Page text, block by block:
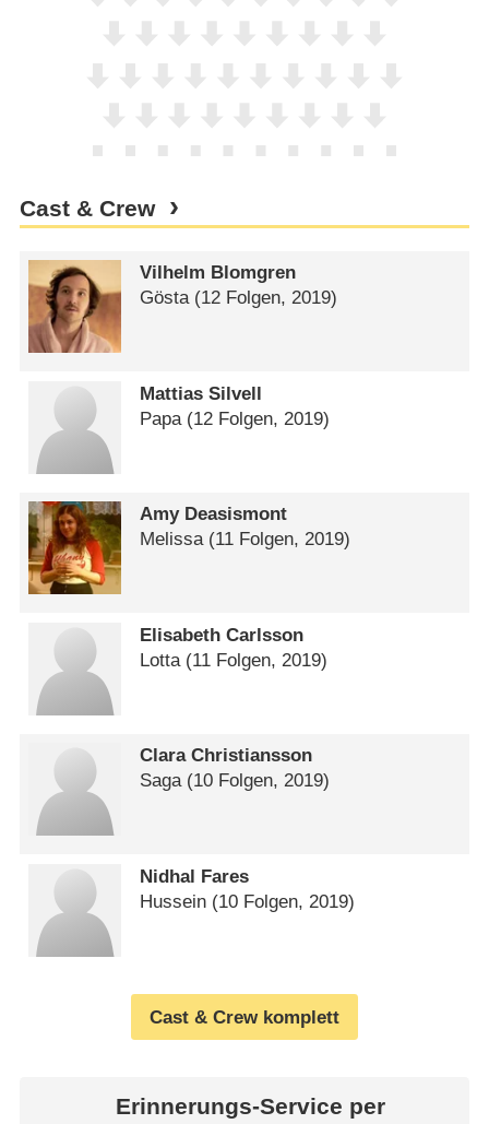
Cast & Crew
Vilhelm Blomgren
Gösta(12 Folgen, 2019)
Mattias Silvell
Papa(12 Folgen, 2019)
Amy Deasismont
Melissa(11 Folgen, 2019)
Elisabeth Carlsson
Lotta(11 Folgen, 2019)
Clara Christiansson
Saga(10 Folgen, 2019)
Nidhal Fares
Hussein (10 Folgen, 2019)
Cast & Crew komplett
Erinnerungs-Service per